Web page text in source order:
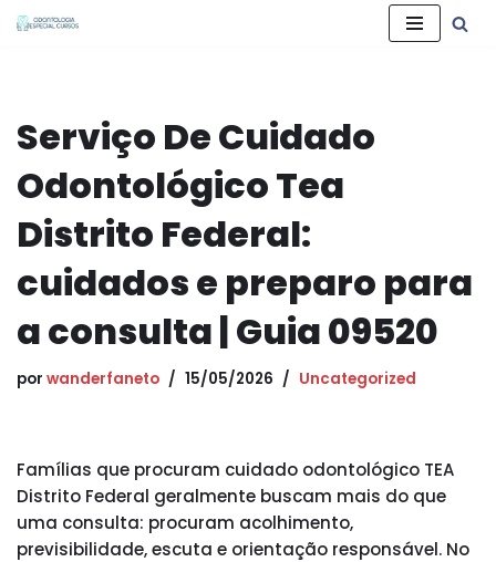
conteúdo
Serviço De Cuidado
Odontológico Tea
Distrito Federal:
cuidados e preparo para
a consulta | Guia 09520
por wanderfaneto 15/05/2026 Uncategorized
Famílias que procuram cuidado odontológico TEA
Distrito Federal geralmente buscam mais do que
uma consulta: procuram acolhimento,
previsibilidade, escuta e orientação responsável. No